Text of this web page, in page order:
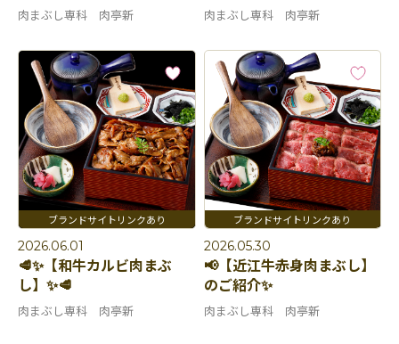
肉まぶし専科 肉亭新 肉まぶし専科 肉亭新
2026.06.01
🥩✨【和牛カルビ肉まぶ
し】✨🥩
肉まぶし専科 肉亭新
2026.05.30
📢【近江牛赤身肉まぶし】
のご紹介✨
肉まぶし専科 肉亭新